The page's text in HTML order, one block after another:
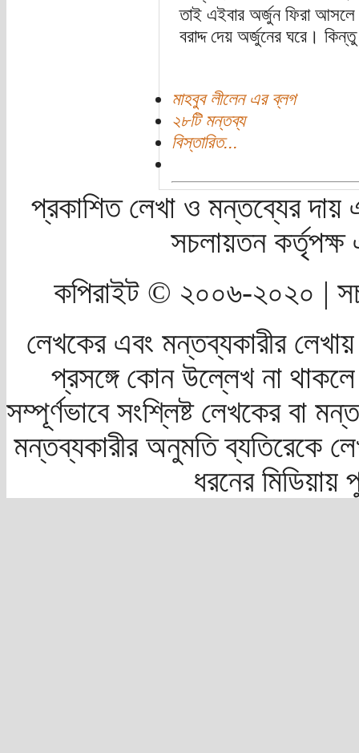
তাই এইবার অর্জুন ফিরা আসলে
বরাদ্দ দেয় অর্জুনের ঘরে।
মাহবুব লীলেন এর ব্লগ
২৮টি মন্তব্য
বিস্তারিত...
প্রকাশিত লেখা ও মন্তব্যের দায়
সচলায়তন
কপিরাইট © ২০০৬-২০২০ |
লেখকের এবং মন্তব্যকারীর
প্রসঙ্গে কোন উল্লেখ না
সম্পূর্ণভাবে সংশ্লিষ্ট লেখকের বা
মন্তব্যকারীর অনুমতি ব্যতিরেকে
ধরনের মিডিয়ায়